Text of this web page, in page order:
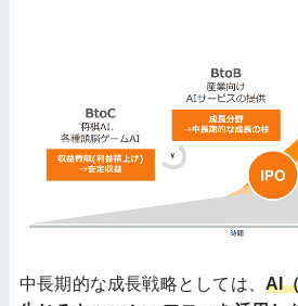
中長期的な成長戦略としては、AI